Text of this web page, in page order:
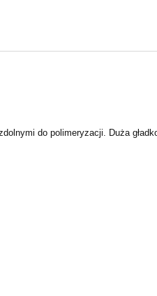
do polimeryzacji. Duża